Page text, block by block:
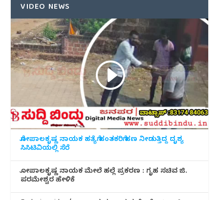
VIDEO NEWS
ಗೋಪಾಲಕೃಷ್ಣ ನಾಯಕ ಹತ್ಯೆಗೆ ಹಂತಕರಿಗೆ ಹಣ ನೀಡುತ್ತಿದ್ದ ದೃಶ್ಯ
ಸಿಸಿಟಿವಿಯಲ್ಲಿ ಸೆರೆ
ಗೋಪಾಲಕೃಷ್ಣ ನಾಯಕ ಮೇಲೆ ಹಲ್ಲೆ ಪ್ರಕರಣ : ಗೃಹ ಸಚಿವ ಜಿ.
ಪರಮೇಶ್ವರ ಹೇಳಿಕೆ